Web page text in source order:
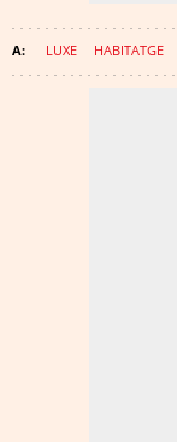
LUXE HABITATGE